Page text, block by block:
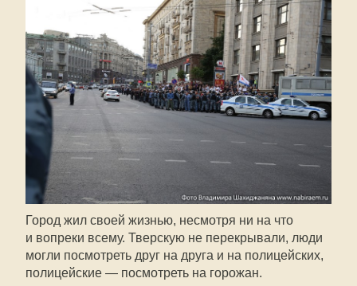
Город жил своей жизнью, несмотря ни на что
и вопреки всему. Тверскую не перекрывали, люди
могли посмотреть друг на друга и на полицейских,
полицейские — посмотреть на горожан.